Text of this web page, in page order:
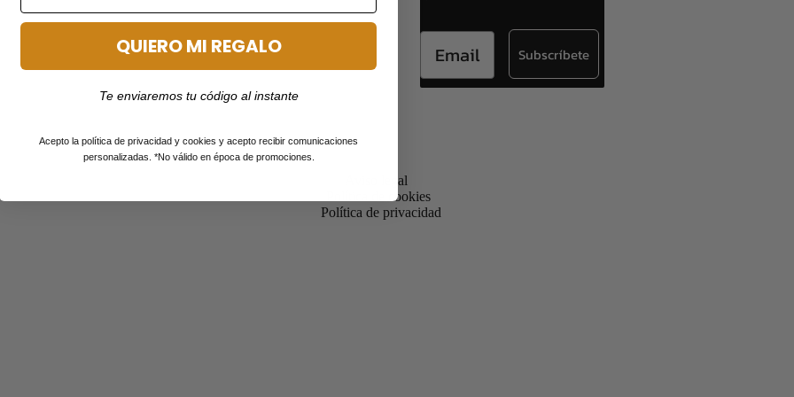
Email Subscríbete
Aviso legal
Política de cookies
Política de privacidad
QUIERO MI REGALO
Te enviaremos tu código al instante
Acepto la política de privacidad y cookies y acepto recibir comunicaciones
personalizadas. *No válido en época de promociones.